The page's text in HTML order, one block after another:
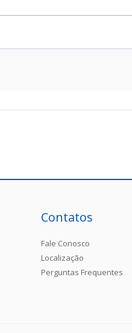
Contatos
Fale Conosco
Localização
Perguntas Frequentes